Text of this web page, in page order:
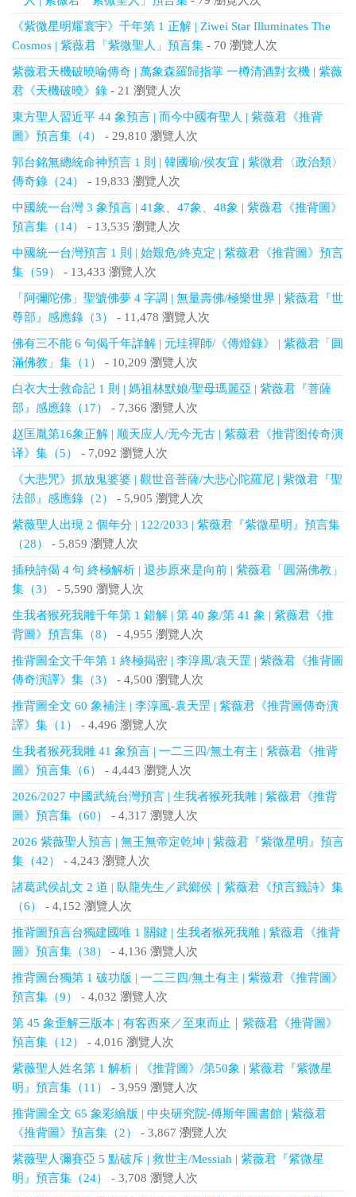
《紫微星明耀寰宇》千年第 1 正解 | Ziwei Star Illuminates The
Cosmos | 紫薇君「紫微聖人」預言集 - 70 瀏覽人次
紫薇君天機破曉喻傳奇 | 萬象森羅歸指掌 一樽清酒對玄機 | 紫薇
君《天機破曉》錄 - 21 瀏覽人次
東方聖人習近平 44 象預言 | 而今中國有聖人 | 紫薇君《推背
圖》預言集（4）
- 29,810 瀏覽人次
郭台銘無總統命神預言 1 則 | 韓國瑜/侯友宜 | 紫微君〈政治類〉
傳奇錄（24）
- 19,833 瀏覽人次
中國統一台灣 3 象預言 | 41象、47象、48象 | 紫薇君《推背圖》
預言集（14）
- 13,535 瀏覽人次
中國統一台灣預言 1 則 | 始艱危/終克定 | 紫薇君《推背圖》預言
集（59）
- 13,433 瀏覽人次
「阿彌陀佛」聖號佛夢 4 字調 | 無量壽佛/極樂世界 | 紫薇君『世
尊部』感應錄（3）
- 11,478 瀏覽人次
佛有三不能 6 句偈千年詳解 | 元珪禪師/《傳燈錄》 | 紫薇君「圓
滿佛教」集（1）
- 10,209 瀏覽人次
白衣大士救命記 1 則 | 媽祖林默娘/聖母瑪麗亞 | 紫薇君『菩薩
部』感應錄（17）
- 7,366 瀏覽人次
赵匡胤第16象正解 | 顺天应人/无今无古 | 紫薇君《推背图传奇演
译》集（5）
- 7,092 瀏覽人次
《大悲咒》抓放鬼婆婆 | 觀世音菩薩/大悲心陀羅尼 | 紫微君『聖
法部』感應錄（2）
- 5,905 瀏覽人次
紫薇聖人出現 2 個年分 | 122/2033 | 紫薇君『紫微星明』預言集
（28）
- 5,859 瀏覽人次
插秧詩偈 4 句 終極解析 | 退步原來是向前 | 紫薇君「圓滿佛教」
集（3）
- 5,590 瀏覽人次
生我者猴死我雕千年第 1 錯解 | 第 40 象/第 41 象 | 紫薇君《推
背圖》預言集（8）
- 4,955 瀏覽人次
推背圖全文千年第 1 終極揭密 | 李淳風/袁天罡 | 紫薇君《推背圖
傳奇演譯》集（3）
- 4,500 瀏覽人次
推背圖全文 60 象補注 | 李淳風-袁天罡 | 紫薇君《推背圖傳奇演
譯》集（1）
- 4,496 瀏覽人次
生我者猴死我雕 41 象預言 | 一二三四/無土有主 | 紫薇君《推背
圖》預言集（6）
- 4,443 瀏覽人次
2026/2027 中國武統台灣預言 | 生我者猴死我雕 | 紫薇君《推背
圖》預言集（60）
- 4,317 瀏覽人次
2026 紫薇聖人預言 | 無王無帝定乾坤 | 紫薇君『紫微星明』預言
集（42）
- 4,243 瀏覽人次
諸葛武侯乩文 2 道 | 臥龍先生／武鄉侯｜紫薇君《預言籤詩》集
（6）
- 4,152 瀏覽人次
推背圖預言台獨建國唯 1 關鍵 | 生我者猴死我雕 | 紫薇君《推背
圖》預言集（38）
- 4,136 瀏覽人次
推背圖台獨第 1 破功版 | 一二三四/無土有主 | 紫薇君《推背圖》
預言集（9）
- 4,032 瀏覽人次
第 45 象歪解三版本 | 有客西來／至東而止｜紫薇君《推背圖》
預言集（12）
- 4,016 瀏覽人次
紫薇聖人姓名第 1 解析 | 《推背圖》/第50象 | 紫薇君『紫微星
明』預言集（11）
- 3,959 瀏覽人次
推背圖全文 65 象彩繪版 | 中央研究院-傅斯年圖書館 | 紫薇君
《推背圖》預言集（2）
- 3,867 瀏覽人次
紫薇聖人彌賽亞 5 點破斥 | 救世主/Messiah | 紫薇君『紫微星
明』預言集（24）
- 3,708 瀏覽人次